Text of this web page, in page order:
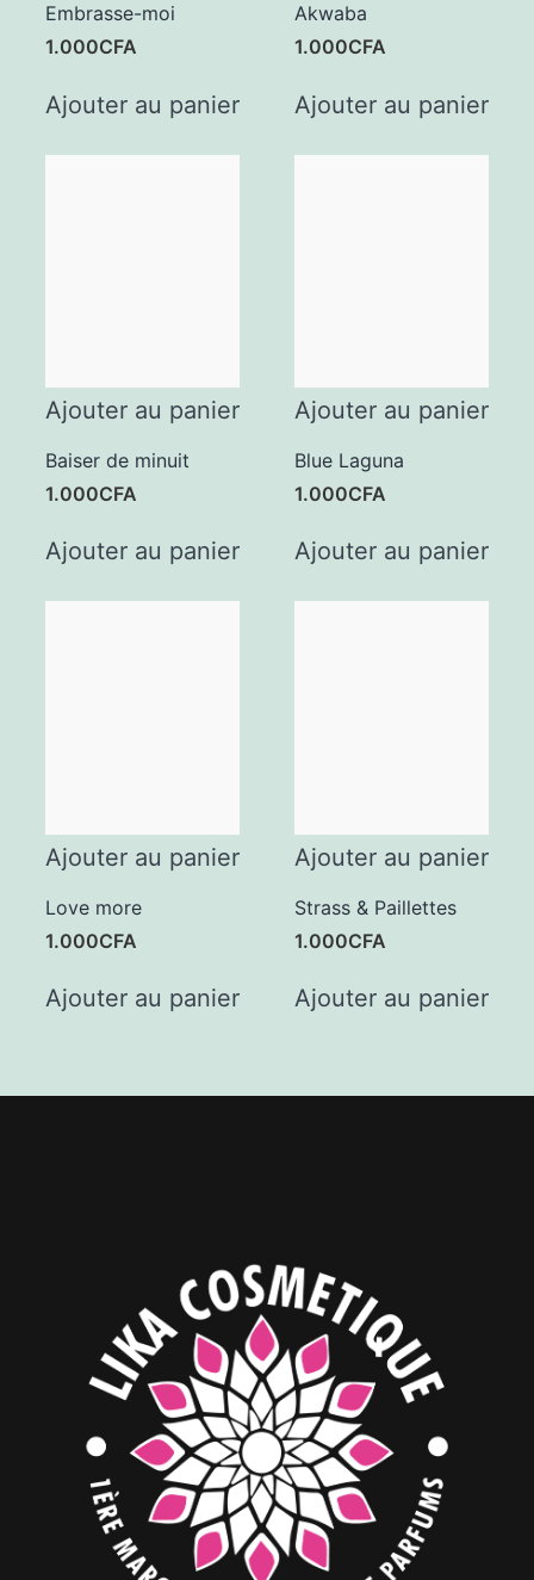
Embrasse-moi
1.000CFA
Ajouter au panier
Akwaba
1.000CFA
Ajouter au panier
Ajouter au panier
Baiser de minuit
1.000CFA
Ajouter au panier
Ajouter au panier
Blue Laguna
1.000CFA
Ajouter au panier
Ajouter au panier
Love more
1.000CFA
Ajouter au panier
Ajouter au panier
Strass & Paillettes
1.000CFA
Ajouter au panier